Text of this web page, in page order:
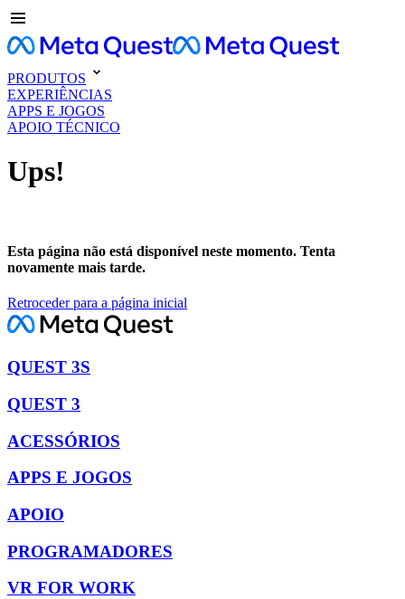
PRODUTOS
EXPERIÊNCIAS
APPS E JOGOS
APOIO TÉCNICO
Ups!
Esta página não está disponível neste momento. Tenta
novamente mais tarde.
Retroceder para a página inicial
QUEST 3S
QUEST 3
ACESSÓRIOS
APPS E JOGOS
APOIO
PROGRAMADORES
VR FOR WORK